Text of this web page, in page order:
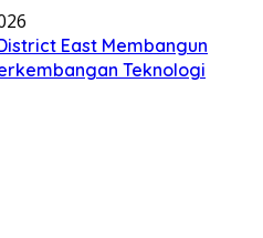
East Membangun
Teknologi